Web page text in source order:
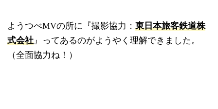
ようつべMVの所に『撮影協力： 東日本旅客鉄道株
式会社 』ってあるのがようやく理解できました。
（全面協力ね！）